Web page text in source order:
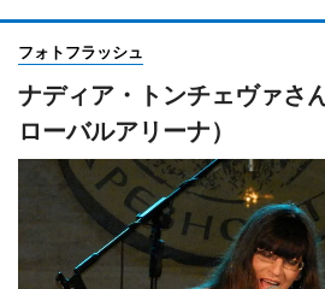
フォトフラッシュ
ナディア・トンチェヴァさ
ローバルアリーナ）